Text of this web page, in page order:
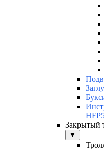
Закрытый
▼